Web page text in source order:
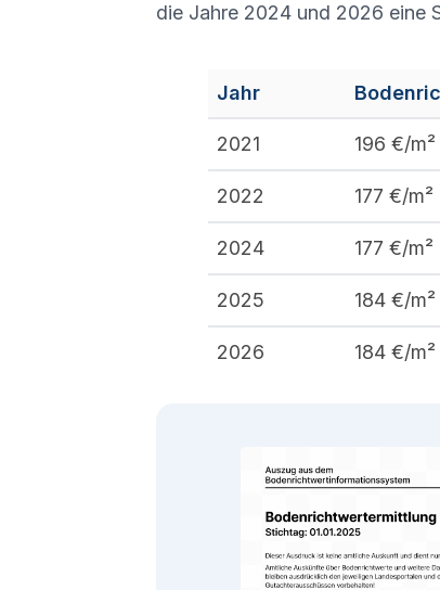
die Jahre 2024 und 2026 eine
Jahr
2021 196 €/m²
2022 177 €/m²
2024 177 €/m²
2025 184 €/m²
2026 184 €/m²